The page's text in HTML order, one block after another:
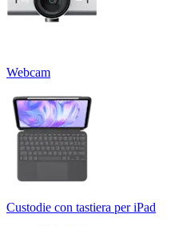
Webcam
Custodie con tastiera per iPad